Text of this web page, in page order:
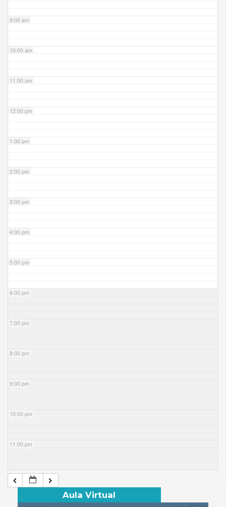
9:00 am
10:00 am
11:00 am
12:00 pm
1:00 pm
2:00 pm
3:00 pm
4:00 pm
5:00 pm
6:00 pm
7:00 pm
8:00 pm
9:00 pm
10:00 pm
11:00 pm
Aula Virtual